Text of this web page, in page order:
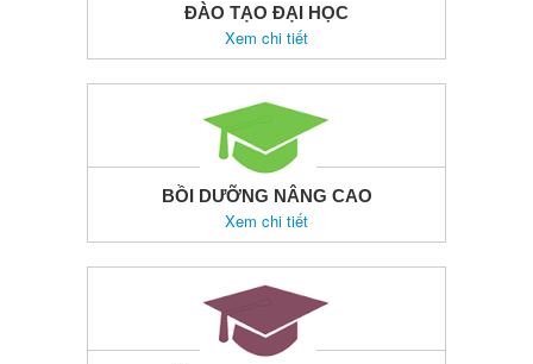
ĐÀO TẠO ĐẠI HỌC
Xem chi tiết
BỒI DƯỠNG NÂNG CAO
Xem chi tiết